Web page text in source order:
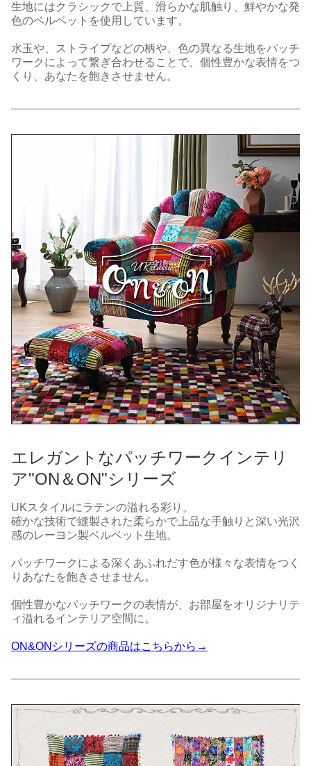
生地にはクラシックで上質、滑らかな肌触り、鮮やかな発
色のベルベットを使用しています。
水玉や、ストライプなどの柄や、色の異なる生地をパッチ
ワークによって繋ぎ合わせることで、個性豊かな表情をつ
くり、あなたを飽きさせません。
エレガントなパッチワークインテリ
ア"ON＆ON"シリーズ
UKスタイルにラテンの溢れる彩り。
確かな技術で縫製された柔らかで上品な手触りと深い光沢
感のレーヨン製ベルベット生地。
パッチワークによる深くあふれだす色が様々な表情をつく
りあなたを飽きさせません。
個性豊かなパッチワークの表情が、お部屋をオリジナリテ
ィ溢れるインテリア空間に。
ON&ONシリーズの商品はこちらから→